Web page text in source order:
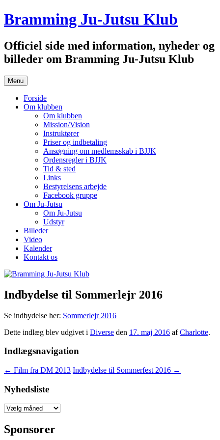
Hop
til
Bramming Ju-Jutsu Klub
Officiel side med information, nyheder og
billeder om Bramming Ju-Jutsu Klub
Menu
Forside
Om klubben
Om klubben
Mission/Vision
Instruktører
Priser og indbetaling
Ansøgning om medlemsskab i BJJK
Ordensregler i BJJK
Tid & sted
Links
Bestyrelsens arbejde
Facebook gruppe
Om Ju-Jutsu
Om Ju-Jutsu
Udstyr
Billeder
Video
Kalender
Kontakt os
Indbydelse til Sommerlejr 2016
Se indbydelse her: Sommerlejr 2016
Dette indlæg blev udgivet i Diverse den 17. maj 2016 afCharlotte.
Indlægsnavigation
← Film fra DM 2013 Indbydelse til Sommerfest 2016 →
Nyhedsliste
Nyhedsliste
Sponsorer